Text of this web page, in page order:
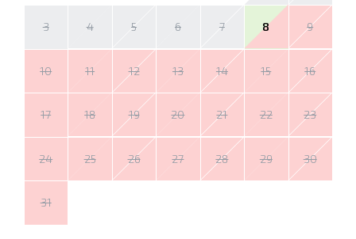
3 4 5 6 7 8 9
10 11 12 13 14 15 16
17 18 19 20 21 22 23
24 25 26 27 28 29 30
31